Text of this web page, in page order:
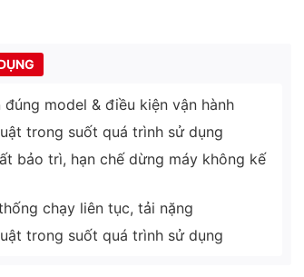
đúng model & điều kiện vận hành
trong suốt quá trình sử dụng
bảo trì, hạn chế dừng máy không kế
chạy liên tục, tải nặng
trong suốt quá trình sử dụng